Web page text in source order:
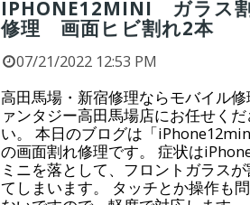
IPHONE12MINI ガラス
修理 画面ヒビ割れ2本
07/21/2022 12:53 PM
高田馬場・新宿修理ならモバイル修
ァンタジー高田馬場店にお任せくだ
い。 本日のブログは「
の画面割れ修理です。 症状は
ミニを落として、フロントガラス
てしまいます。 タッチとか操作も